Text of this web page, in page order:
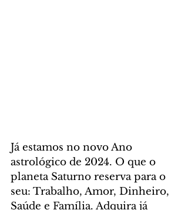
Já estamos no novo Ano
astrológico de 2024. O que o
planeta Saturno reserva para o
seu: Trabalho, Amor, Dinheiro,
Saúde e Família. Adquira já